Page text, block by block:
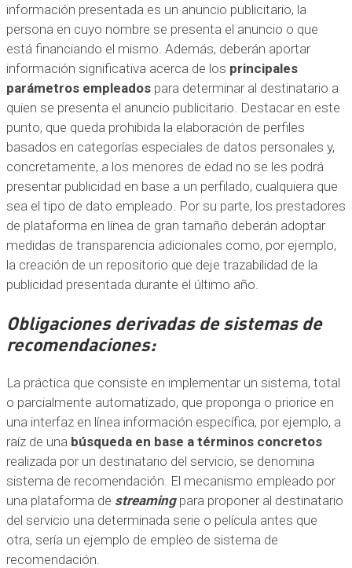
información presentada es un anuncio publicitario, la
persona en cuyo nombre se presenta el anuncio o que
está financiando el mismo. Además, deberán aportar
información significativa acerca de los principales
parámetros empleados para determinar al destinatario a
quien se presenta el anuncio publicitario. Destacar en este
punto, que queda prohibida la elaboración de perfiles
basados en categorías especiales de datos personales y,
concretamente, a los menores de edad no se les podrá
presentar publicidad en base a un perfilado, cualquiera que
sea el tipo de dato empleado. Por su parte, los prestadores
de plataforma en línea de gran tamaño deberán adoptar
medidas de transparencia adicionales como, por ejemplo,
la creación de un repositorio que deje trazabilidad de la
publicidad presentada durante el último año.
Obligaciones derivadas de sistemas de
recomendaciones:
La práctica que consiste en implementar un sistema, total
o parcialmente automatizado, que proponga o priorice en
una interfaz en línea información específica, por ejemplo, a
raíz de una búsqueda en base a términos concretos
realizada por un destinatario del servicio, se denomina
sistema de recomendación. El mecanismo empleado por
una plataforma de streamingpara proponer al destinatario
del servicio una determinada serie o película antes que
otra, sería un ejemplo de empleo de sistema de
recomendación.